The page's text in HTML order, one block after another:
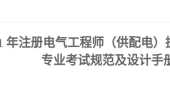
年注册电气工程师（供配电）
专业考试规范及设计手